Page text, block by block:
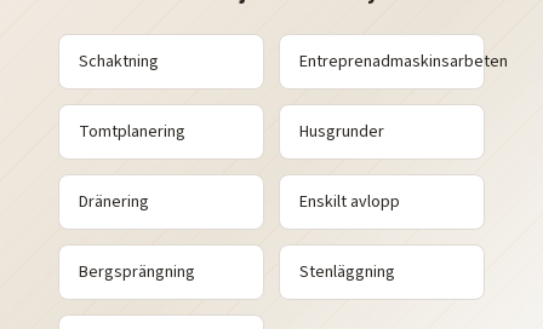
Schaktning Entreprenadmaskinsarbeten
Tomtplanering Husgrunder
Dränering Enskilt avlopp
Bergsprängning Stenläggning